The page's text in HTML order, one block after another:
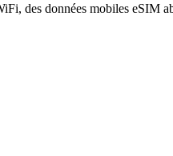
des données mobiles eSIM